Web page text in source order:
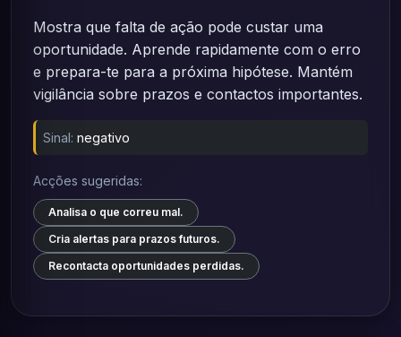
Mostra que falta de ação pode custar uma
oportunidade. Aprende rapidamente com o erro
e prepara-te para a próxima hipótese. Mantém
vigilância sobre prazos e contactos importantes.
Sinal: negativo
Acções sugeridas:
Analisa o que correu mal.
Cria alertas para prazos futuros.
Recontacta oportunidades perdidas.